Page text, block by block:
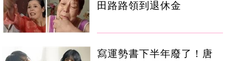
田路路領到退休金
寫運勢書下半年廢了！唐